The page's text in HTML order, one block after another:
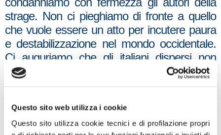
Questo sito web utilizza i cookie
Questo sito utilizza cookie tecnici e di profilazione propri
strage. Non ci pieghiamo di fronte a quello
che vuole essere un atto per incutere paura
e destabilizzazione nel mondo occidentale.
Ci auguriamo che gli italiani dispersi non
siano tra le vittime di questa follia
social media contenuti non verificati.